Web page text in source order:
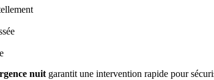
nuit garantit une intervention rapide pour